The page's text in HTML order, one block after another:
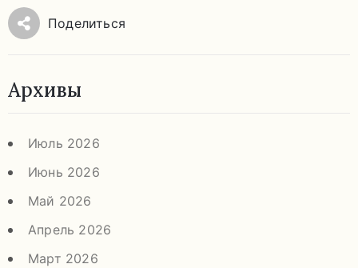
ЗаявлениеПоделиться
Архивы
Июль 2026
Июнь 2026
Май 2026
Апрель 2026
Март 2026